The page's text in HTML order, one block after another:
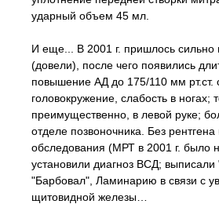
ударный объем 45 мл.
И еще... В 2001 г. пришлось сильно
(довели), после чего появились
повышение АД до 175/110 мм рт.ст.
головокружение, слабость в ногах;
преимущественно, в левой руке;
отделе позвоночника. Без рентгена
обследования (МРТ в 2001 г. было
установили диагноз ВСД; выписали
"Барбовал", Ламинарию в связи с
щитовидной железы…